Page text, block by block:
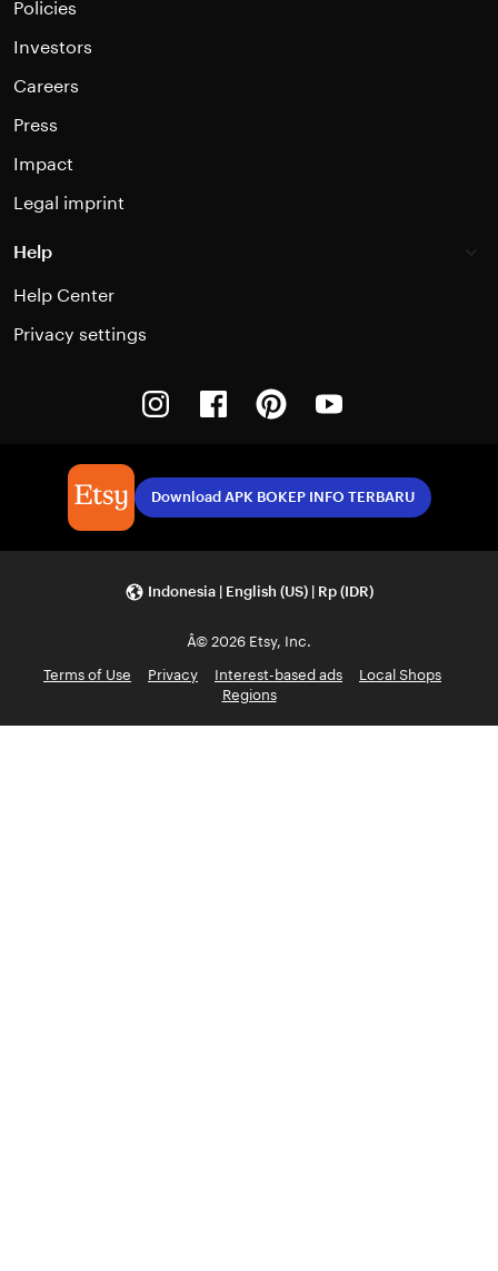
Policies
Investors
Careers
Press
Impact
Legal imprint
Help
Help Center
Privacy settings
InstagramFacebookPinterest
Download APK BOKEP INFO TERBARU
Indonesia | English (US) | Rp (IDR)
Â© 2026 Etsy, Inc.
Terms of Use
Privacy Interest-based ads
Local Shops
Regions